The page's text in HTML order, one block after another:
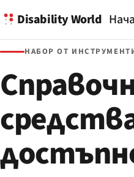
Disability World
НАБОР ОТ